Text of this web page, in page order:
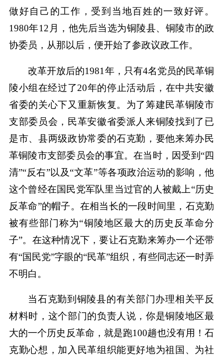
做好自己的工作，受到当地百姓的一致好评。
1980年12月，他先后当选为铜陵县、铜陵市的政
协委员，从那以后，便开始了参政议政工作。
改革开放后的1981年，只有4名党员的民革铜
陵小组在经过了20年的停止活动后，在中共安徽
省委的关心下又重新恢复。为了筹建民革铜陵市
支部委员会，民革安徽省委派人来铜陵找到了已
是市、县两级政协常委的石克勤，要他来筹办民
革铜陵市支部委员会的事宜。在当时，因受到“四
清”“反右”以及“文革”等各项政治运动的影响，他
这个曾经在国民党军队里当过官的人被戴上“历史
反革命”的帽子。在相当长的一段时间里，石克勤
被有些部门称为“铜陵地区最大的历史反革命分
子”。在这种情况下，要让石克勤来筹办一个还带
有“国民党”字眼的“民革”组织，有些同志还一时弄
不明白。
当石克勤到铜陵县的有关部门办理相关平反
材料时，这个部门的负责人说，你是铜陵地区最
大的一个历史反革命，就是跑100趟也没有用！石
克勤心想，加入民革组织能更好地为祖国、为社